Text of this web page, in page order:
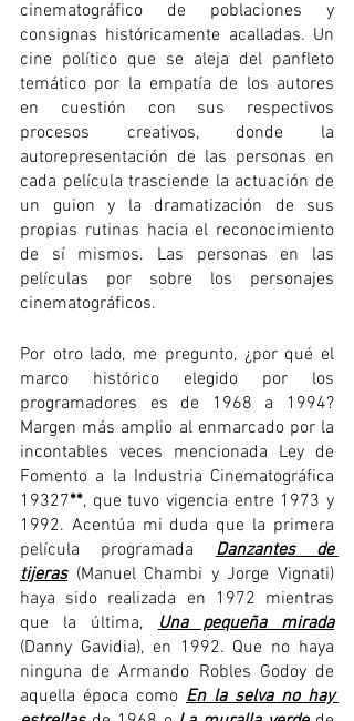
cinematográfico de poblaciones y
consignas históricamente acalladas. Un
cine político que se aleja del panfleto
temático por la empatía de los autores
en cuestión con sus respectivos
procesos creativos, donde la
autorepresentación de las personas en
cada película trasciende la actuación de
un guion y la dramatización de sus
propias rutinas hacia el reconocimiento
de sí mismos. Las personas en las
películas por sobre los personajes
cinematográficos.
Por otro lado, me pregunto, ¿por qué el
marco histórico elegido por los
programadores es de 1968 a 1994?
Margen más amplio al enmarcado por la
incontables veces mencionada Ley de
Fomento a la Industria Cinematográfica
19327**, que tuvo vigencia entre 1973 y
1992. Acentúa mi duda que la primera
película programada Danzantes de
tijeras (Manuel Chambi y Jorge Vignati)
haya sido realizada en 1972 mientras
que la última, Una pequeña mirada
(Danny Gavidia), en 1992. Que no haya
ninguna de Armando Robles Godoy de
aquella época como En la selva no hay